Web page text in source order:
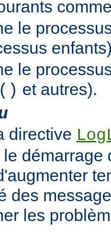
le
le
et autres).
directive
démarrage
des
les